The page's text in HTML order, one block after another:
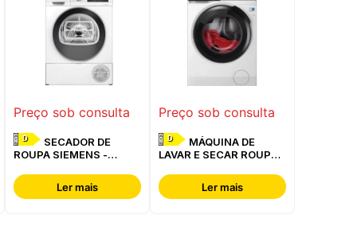
Preço sob consulta
D
ROUPA SIEMENS -
Ler mais
Preço sob consulta
D
LAVAR E SECAR ROUPA
Ler mais